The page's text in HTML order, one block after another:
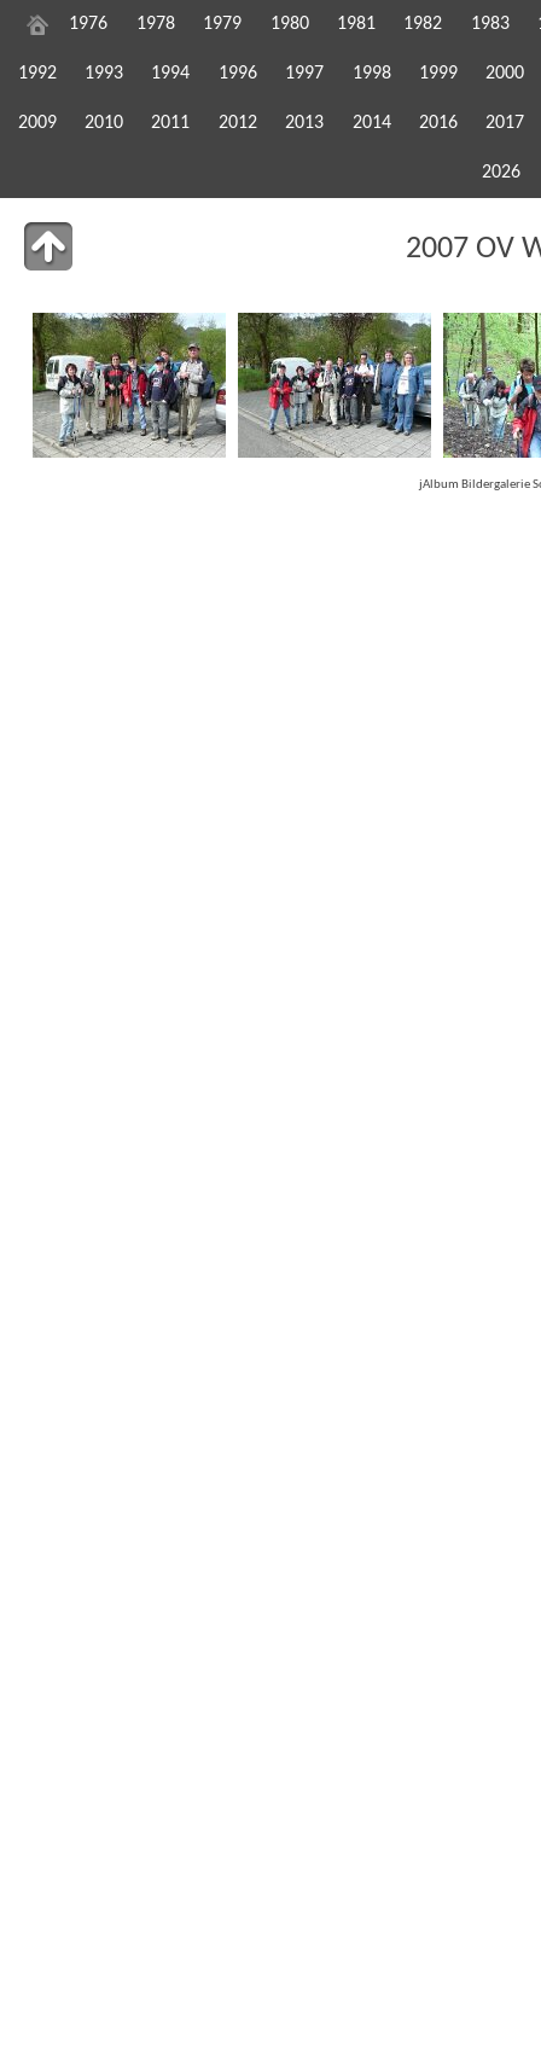
1976 1978 1979 1980 1981 1982 1983
1992 1993 1994 1996 1997 1998 1999 2000
2009 2010 2011 2012 2013 2014 2016 2017
2026
2007 OV
jAlbum Bildergalerie